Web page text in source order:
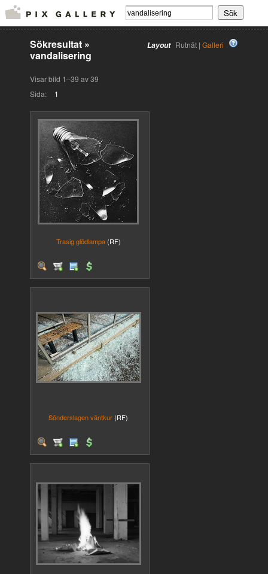
Layout Rutnät | Galleri
Sökresultat »
vandalisering
Visar bild 1–39 av 39
Sida:
1
Trasig glödlampa (RF)
Sönderslagen väntkur (RF)